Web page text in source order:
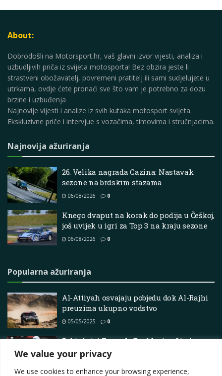
We value your privacy
We use cookies to enhance your browsing experience,
About:
Dobrodošli na Motorsport.hr, vaš glavni izvor vijesti, analiza i
uzbudljivih priča iz svijeta motosporta! Bez obzira jeste li
strastveni obožavatelj, povremeni pratitelj ili sami sudjelujete u
utrkama, ovdje ćete pronaći sve što vam je potrebno za dozu
brzine i uzbuđenja
Najnovije vijesti i analize iz svih kutaka motosport svijeta.
Ekskluzivne priče i intervjue s vozačima, timovima i stručnjacima.
Najnovija ažuriranja
26. Velika nagrada Cazina: Nastavak
sezone na brdskim stazama
06/08/2026 0
Knego dvaput na korak do podija u Češkoj,
još uvijek u igri za Top 3 na kraju sezone
06/08/2026 0
Popularna ažuriranja
Al-Attiyah osvajaju pobjedu dok Al-Rajhi
preuzima ukupno vodstvo
05/05/2025 0
Pobjednici Formule E u Mexico Cityju
05/01/2026 0